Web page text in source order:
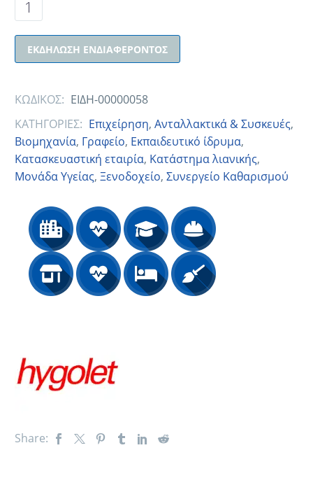
ΕΚΔΉΛΩΣΗ ΕΝΔΙΑΦΈΡΟΝΤΟΣ
ΚΩΔΙΚΟΣ: ΕΙΔΗ-00000058
ΚΑΤΗΓΟΡΙΕΣ: Eπιχείρηση, Ανταλλακτικά & Συσκευές,
Βιομηχανία, Γραφείο, Εκπαιδευτικό ίδρυμα,
Κατασκευαστική εταιρία, Κατάστημα λιανικής,
Μονάδα Υγείας, Ξενοδοχείο, Συνεργείο Καθαρισμού
Share: